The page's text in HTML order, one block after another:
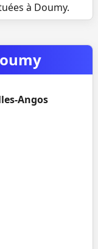
à Doumy.
Angos